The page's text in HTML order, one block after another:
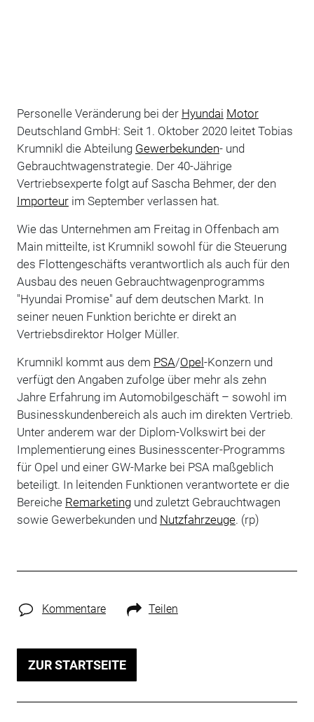
Personelle Veränderung bei der Hyundai Motor
Deutschland GmbH: Seit 1. Oktober 2020 leitet Tobias
Krumnikl die Abteilung Gewerbekunden- und
Gebrauchtwagenstrategie. Der 40-Jährige
Vertriebsexperte folgt auf Sascha Behmer, der den
Importeurim September verlassen hat.
Wie das Unternehmen am Freitag in Offenbach am
Main mitteilte, ist Krumnikl sowohl für die Steuerung
des Flottengeschäfts verantwortlich als auch für den
Ausbau des neuen Gebrauchtwagenprogramms
"Hyundai Promise" auf dem deutschen Markt. In
seiner neuen Funktion berichte er direkt an
Vertriebsdirektor Holger Müller.
Krumnikl kommt aus dem PSA/Opel-Konzern und
verfügt den Angaben zufolge über mehr als zehn
Jahre Erfahrung im Automobilgeschäft – sowohl im
Businesskundenbereich als auch im direkten Vertrieb.
Unter anderem war der Diplom-Volkswirt bei der
Implementierung eines Businesscenter-Programms
für Opel und einer GW-Marke bei PSA maßgeblich
beteiligt. In leitenden Funktionen verantwortete er die
Bereiche Remarketingund zuletzt Gebrauchtwagen
sowie Gewerbekunden und Nutzfahrzeuge. (rp)
Kommentare Teilen
ZUR STARTSEITE